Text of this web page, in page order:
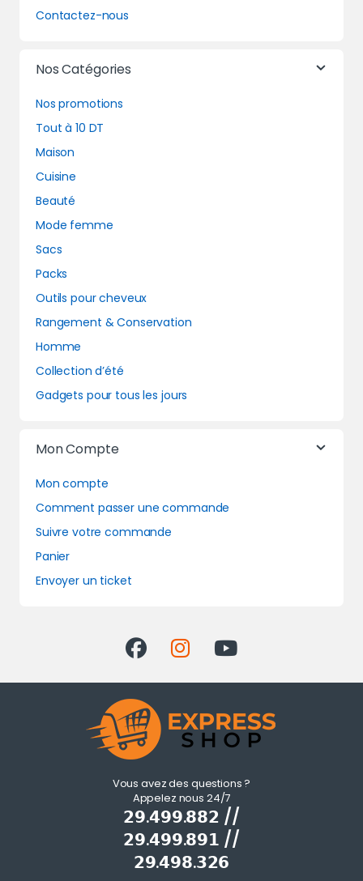
Contactez-nous
Nos Catégories
Nos promotions
Tout à 10 DT
Maison
Cuisine
Beauté
Mode femme
Sacs
Packs
Outils pour cheveux
Rangement & Conservation
Homme
Collection d’été
Gadgets pour tous les jours
Mon Compte
Mon compte
Comment passer une commande
Suivre votre commande
Panier
Envoyer un ticket
Vous avez des questions ?
Appelez nous 24/7
𝟮𝟵.𝟰𝟵𝟵.𝟴𝟴𝟮 //
𝟮𝟵.𝟰𝟵𝟵.𝟴𝟵𝟭 //
𝟮𝟵.𝟰𝟵𝟴.𝟯𝟮𝟲